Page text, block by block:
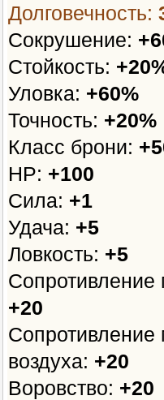
Долговечность:
Сокрушение:
Стойкость:
Уловка: +60%
Точность: +20%
Класс брони:
HP: +100
Сила: +1
Удача: +5
Ловкость: +5
Сопротивление
+20
Сопротивление
воздуха: +20
Воровство: +20